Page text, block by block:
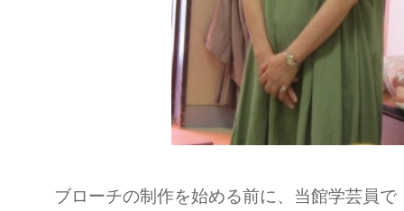
ブローチの制作を始める前に、当館学芸員